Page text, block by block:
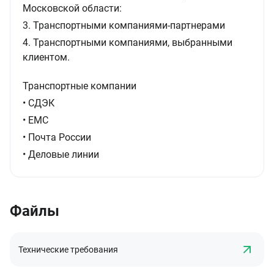
Московской области:
3. Транспортными компаниями-партнерами
4. Транспортными компаниями, выбранными
клиентом.
Транспортные компании
• СДЭК
• ЕМС
• Почта России
• Деловые линии
Файлы
Технические требования